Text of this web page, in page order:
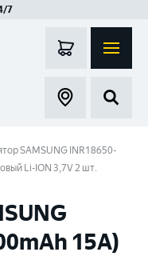
7
SAMSUNG INR18650-
Li-ION 3,7V 2 шт.
15A)